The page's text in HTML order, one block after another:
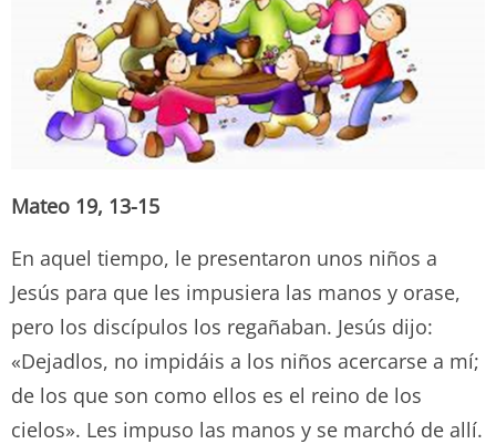
Mateo 19, 13-15
En aquel tiempo, le presentaron unos niños a
Jesús para que les impusiera las manos y orase,
pero los discípulos los regañaban. Jesús dijo:
«Dejadlos, no impidáis a los niños acercarse a mí;
de los que son como ellos es el reino de los
cielos». Les impuso las manos y se marchó de allí.